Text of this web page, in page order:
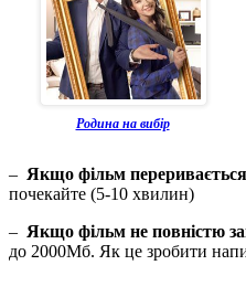
Родина на вибір
– Якщо фільм переривається
почекайте (5-10 хвилин)
– Якщо фільм не повністю
до 2000Мб. Як це зробити